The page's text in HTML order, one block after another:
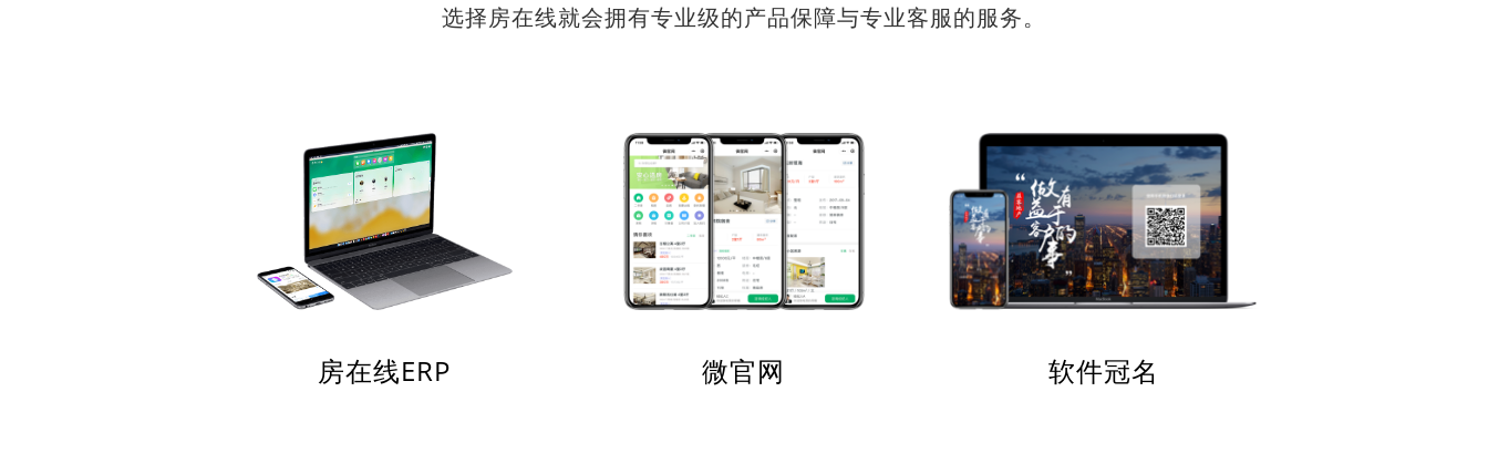
选择房在线就会拥有专业级的产品保障与专业客服的服务。
房在线ERP 微官网 软件冠名